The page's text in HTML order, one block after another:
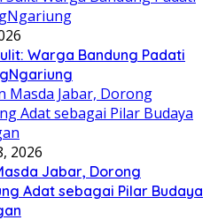
Warga Bandung Padati
2026
Jabar, Dorong
Adat sebagai Pilar Budaya